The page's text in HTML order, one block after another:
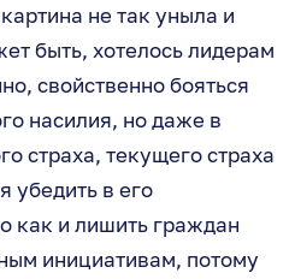
не так уныла и
быть, хотелось лидерам
свойственно бояться
насилия, но даже в
страха, текущего страха
убедить в его
как и лишить граждан
инициативам, потому